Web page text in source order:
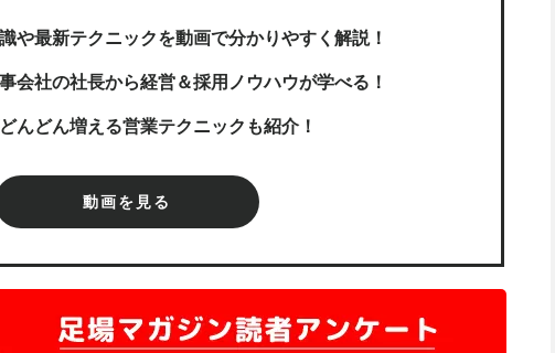
や最新テクニックを動画で分かりやすく解説！
会社の社長から経営＆採用ノウハウが学べる！
んどん増える営業テクニックも紹介！
動画を見る